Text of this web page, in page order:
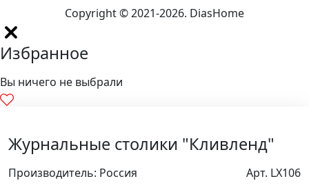
Copyright © 2021-2026. DiasHome
Избранное
Вы ничего не выбрали
Журнальные столики "Кливленд"
Производитель: Россия
Арт. LX106